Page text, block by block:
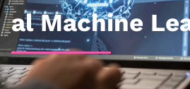
al Machine